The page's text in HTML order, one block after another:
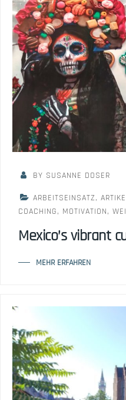
BY SUSANNE DOSER
ARBEITSEINSATZ,
COACHING, MOTIVATION,
Mexico’s vibrant
MEHR ERFAHREN